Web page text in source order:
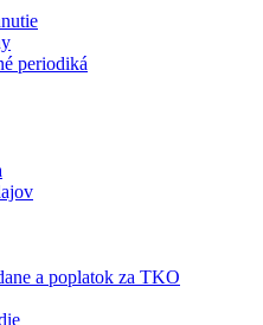
periodiká
a poplatok za TKO